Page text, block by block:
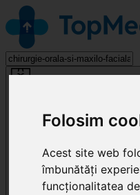
Folosim
Acest site web
îmbunătăți
funcționalitatea